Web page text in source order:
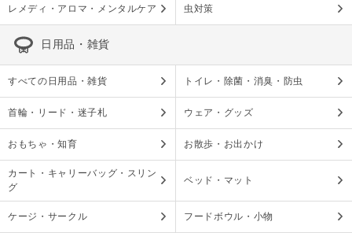
レメディ・アロマ・メンタルケア 虫対策
日用品・雑貨
すべての日用品・雑貨 トイレ・除菌・消臭・防虫
首輪・リード・迷子札 ウェア・グッズ
おもちゃ・知育 お散歩・お出かけ
カート・キャリーバッグ・スリン
グ
ベッド・マット
ケージ・サークル フードボウル・小物